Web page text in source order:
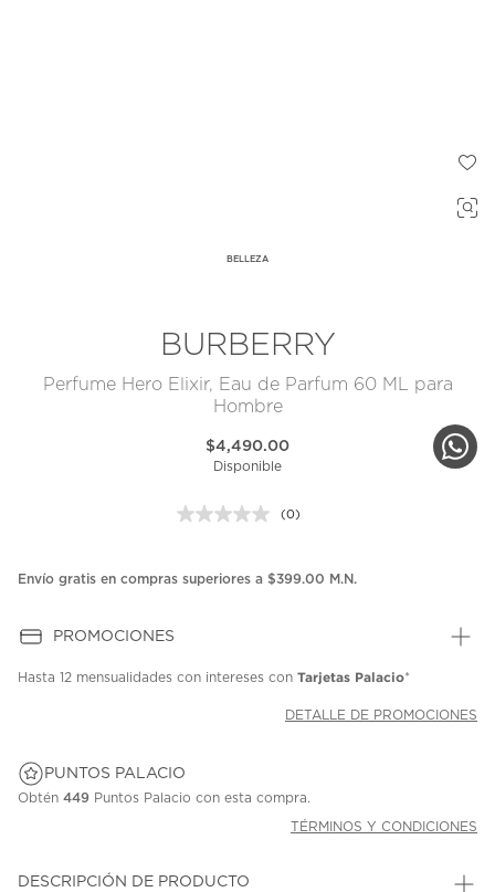
BELLEZA
BURBERRY
Perfume Hero Elixir, Eau de Parfum 60 ML para
Hombre
$4,490.00
Disponible
Sin
en
(0)
Envío gratis en compras superiores a $399.00 M.N.
PROMOCIONES
Hasta 12 mensualidades con intereses con Tarjetas Palacio*
DETALLE DE PROMOCIONES
PUNTOS PALACIO
Obtén 449 Puntos Palacio con esta compra.
TÉRMINOS Y CONDICIONES
DESCRIPCIÓN DE PRODUCTO